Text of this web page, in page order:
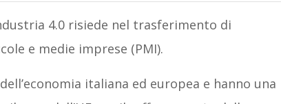
4.0 risiede nel trasferimento di
e medie imprese (PMI).
italiana ed europea e hanno una